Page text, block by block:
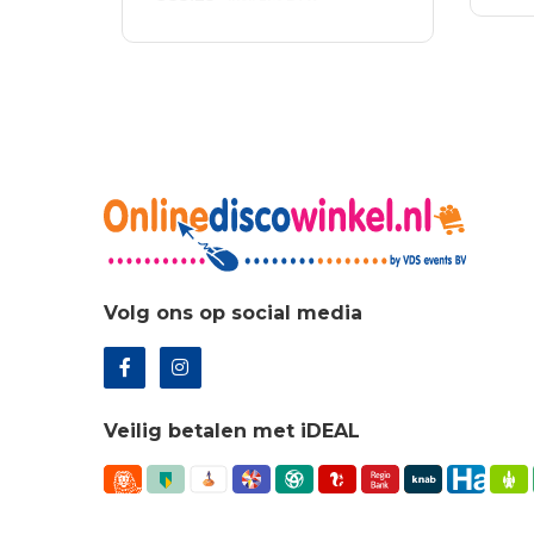
was:
is:
WINKELWAGEN
Volg ons op social media
Veilig betalen met iDEAL